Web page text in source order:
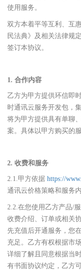
使用服务。
双方本着平等互利、互
民法典》及相关法律规
签订本协议。
1. 合作内容
乙方为甲方提供环信即
时通讯云服务开发包，
将为甲方提供具有单聊
案。具体以甲方购买的
2. 收费和服务
2.1.甲方依据 https://
通讯云价格策略和服务
2.2.在您使用乙方产品/
收费介绍、订单或相关
先充值后开通服务，您
充足。乙方有权根据市
详细了解且同意根据当
有书面协议约定，乙方